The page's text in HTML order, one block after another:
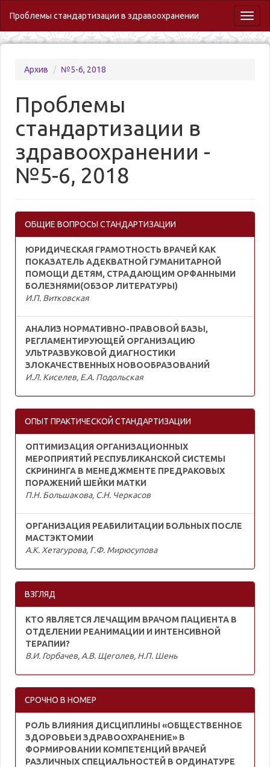
Проблемы стандартизации в здравоохранении
Архив №5-6, 2018
Проблемы
стандартизации в
здравоохранении -
№5-6, 2018
ОБЩИЕ ВОПРОСЫ СТАНДАРТИЗАЦИИ
ЮРИДИЧЕСКАЯ ГРАМОТНОСТЬ ВРАЧЕЙ КАК
ПОКАЗАТЕЛЬ АДЕКВАТНОЙ ГУМАНИТАРНОЙ
ПОМОЩИ ДЕТЯМ, СТРАДАЮЩИМ ОРФАННЫМИ
БОЛЕЗНЯМИ(ОБЗОР ЛИТЕРАТУРЫ)
И.П. Витковская
АНАЛИЗ НОРМАТИВНО-ПРАВОВОЙ БАЗЫ,
РЕГЛАМЕНТИРУЮЩЕЙ ОРГАНИЗАЦИЮ
УЛЬТРАЗВУКОВОЙ ДИАГНОСТИКИ
ЗЛОКАЧЕСТВЕННЫХ НОВООБРАЗОВАНИЙ
И.Л. Киселев, Е.А. Подольская
ОПЫТ ПРАКТИЧЕСКОЙ СТАНДАРТИЗАЦИИ
ОПТИМИЗАЦИЯ ОРГАНИЗАЦИОННЫХ
МЕРОПРИЯТИЙ РЕСПУБЛИКАНСКОЙ СИСТЕМЫ
СКРИНИНГА В МЕНЕДЖМЕНТЕ ПРЕДРАКОВЫХ
ПОРАЖЕНИЙ ШЕЙКИ МАТКИ
П.Н. Большакова, С.Н. Черкасов
ОРГАНИЗАЦИЯ РЕАБИЛИТАЦИИ БОЛЬНЫХ ПОСЛЕ
МАСТЭКТОМИИ
А.К. Хетагурова, Г.Ф. Мирюсупова
ВЗГЛЯД
КТО ЯВЛЯЕТСЯ ЛЕЧАЩИМ ВРАЧОМ ПАЦИЕНТА В
ОТДЕЛЕНИИ РЕАНИМАЦИИ И ИНТЕНСИВНОЙ
ТЕРАПИИ?
В.И. Горбачев, А.В. Щеголев, Н.П. Шень
СРОЧНО В НОМЕР
РОЛЬ ВЛИЯНИЯ ДИСЦИПЛИНЫ «ОБЩЕСТВЕННОЕ
ЗДОРОВЬЕИ ЗДРАВООХРАНЕНИЕ» В
ФОРМИРОВАНИИ КОМПЕТЕНЦИЙ ВРАЧЕЙ
РАЗЛИЧНЫХ СПЕЦИАЛЬНОСТЕЙ В ОРДИНАТУРЕ